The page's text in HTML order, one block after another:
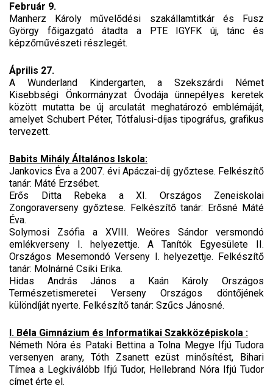
Február 9.
Manherz Károly művelődési szakállamtitkár és Fusz
György főigazgató átadta a PTE IGYFK új, tánc és
képzőművészeti részlegét.
Április 27.
A Wunderland Kindergarten, a Szekszárdi Német
Kisebbségi Önkormányzat Óvodája ünnepélyes keretek
között mutatta be új arculatát meghatározó emblémáját,
amelyet Schubert Péter, Tótfalusi-díjas tipográfus, grafikus
tervezett.
Babits Mihály Általános Iskola:
Jankovics Éva a 2007. évi Apáczai-díj győztese. Felkészítő
tanár: Máté Erzsébet.
Erős Ditta Rebeka a XI. Országos Zeneiskolai
Zongoraverseny győztese. Felkészítő tanár: Erősné Máté
Éva.
Solymosi Zsófia a XVIII. Weöres Sándor versmondó
emlékverseny I. helyezettje. A Tanítók Egyesülete II.
Országos Mesemondó Verseny I. helyezettje. Felkészítő
tanár: Molnárné Csiki Erika.
Hidas András János a Kaán Károly Országos
Természetismeretei Verseny Országos döntőjének
különdíját nyerte. Felkészítő tanár: Szűcs Jánosné.
I. Béla Gimnázium és Informatikai Szakközépiskola :
Németh Nóra és Pataki Bettina a Tolna Megye Ifjú Tudora
versenyen arany, Tóth Zsanett ezüst minősítést, Bihari
Tímea a Legkiválóbb Ifjú Tudor, Hellebrand Nóra Ifjú Tudor
címet érte el.